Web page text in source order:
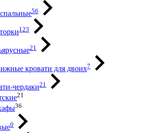
56
123
21
кровати для двоих7
чердаки21
21
36
0